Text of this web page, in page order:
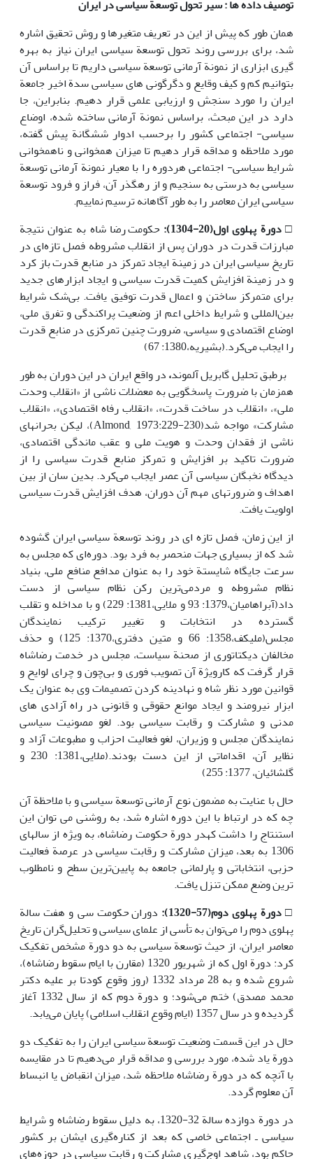
توصیف داده ها : سیر تحول توسعة سیاسی در ایران
همان طور که پیش از این در تعریف متغیرها و روش تحقیق اشاره
شد، برای بررسی روند تحول توسعة سیاسی ایران نیاز به بهره
گیری ابزاری از نمونة آرمانی توسعة سیاسی داریم تا براساس آن
بتوانیم کم و کیف وقایع و دگرگونی های سیاسی سدة اخیر جامعة
ایران را مورد سنجش و ارزیابی علمی قرار دهیم. بنابراین، جا
دارد در این مبحث، براساس نمونة آرمانی ساخته شده، اوضاع
سیاسی- اجتماعی کشور را برحسب ادوار ششگانة پیش گفته،
مورد ملاحظه و مداقه قرار دهیم تا میزان همخوانی و ناهمخوانی
شرایط سیاسی- اجتماعی هردوره را با معیار نمونة آرمانی توسعة
سیاسی به درستی به سنجیم و از رهگذر آن، فراز و فرود توسعة
سیاسی ایران معاصر را به طور آگاهانه ترسیم نماییم.
□دورة پهلوی اول(20-1304):
حکومت رضا شاه به عنوان نتیجة
مبارزات قدرت در دوران پس از انقلاب مشروطه فصل تازه‌ای در
تاریخ سیاسی ایران در زمینة ایجاد تمرکز در منابع قدرت باز کرد
و در زمینة افزایش کمیت قدرت سیاسی و ایجاد ابزارهای جدید
برای متمرکز ساختن و اعمال قدرت توفیق یافت. بی‌شک شرایط
بین‌المللی و شرایط داخلی اعم از وضعیت پراکندگی و تفرق ملی،
اوضاع اقتصادی و سیاسی، ضرورت چنین تمرکزی در منابع قدرت
را ایجاب می‌کرد.(بشیریه،1380: 67)
برطبق تحلیل گابریل آلموند،در واقع ایران در این دوران به طور
همزمان با ضرورت پاسخگویی به معضلات ناشی از «انقلاب وحدت
ملی»، «انقلاب در ساخت قدرت»، «انقلاب رفاه اقتصادی»، «انقلاب
مشارکت» مواجه شد(Almond, 1973:229-230)، لیکن بحرانهای
ناشی از فقدان وحدت و هویت ملی و عقب ماندگی اقتصادی،
ضرورت تاکید بر افزایش و تمرکز منابع قدرت سیاسی را از
دیدگاه نخبگان سیاسی آن عصر ایجاب می‌کرد. بدین سان از بین
اهداف و ضرورتهای مهم آن دوران، هدف افزایش قدرت سیاسی
اولویت یافت.
از این زمان، فصل تازه ای در روند توسعة سیاسی ایران گشوده
شد که از بسیاری جهات منحصر به فرد بود. دوره‌ای که مجلس به
سرعت جایگاه شایستة خود را به عنوان مدافع منافع ملی، بنیاد
نظام مشروطه و مردمی‌ترین رکن نظام سیاسی از دست
داد(آبراهامیان،1379: 93 و ملایی،1381: 229) و با مداخله و تقلب
گسترده در انتخابات و تغییر ترکیب نمایندگان
مجلس(ملیکف،1358: 66 و متین دفتری،1370: 125) و حذف
مخالفان دیکتاتوری از صحنة سیاست، مجلس در خدمت رضاشاه
قرار گرفت که کارویژة آن تصویب فوری و بی‌چون و چرای لوایح و
قوانین مورد نظر شاه و نهادینه کردن تصمیمات وی به عنوان یک
ابزار نیرومند و ایجاد موانع حقوقی و قانونی در راه آزادی های
مدنی و مشارکت و رقابت سیاسی بود. لغو مصونیت سیاسی
نمایندگان مجلس و وزیران، لغو فعالیت احزاب و مطبوعات آزاد و
نظایر آن، اقداماتی از این دست بودند.(ملایی،1381: 230 و
گلشائیان، 1377: 255)
حال با عنایت به مضمون نوع آرمانی توسعة سیاسی و با ملاحظة آن
چه که در ارتباط با این دوره اشاره شد، به روشنی می توان این
استنتاج را داشت کهدر دورة حکومت رضاشاه، به ویژه از سالهای
1306 به بعد، میزان مشارکت و رقابت سیاسی در عرصة فعالیت
حزبی، انتخاباتی و پارلمانی جامعه به پایین‌ترین سطح و نامطلوب
ترین وضع ممکن تنزل یافت.
□دورة پهلوی دوم(57-1320):
دوران حکومت سی و هفت سالة
‌پهلوی دوم را می‌توان به تأسی از علمای سیاسی و تحلیل‌گران تاریخ
معاصر ایران، از حیث توسعة سیاسی به دو دورة مشخص تفکیک
کرد: دورة اول که از شهریور 1320 (مقارن با ایام سقوط رضاشاه)،
شروع شده و به 28 مرداد 1332 (روز وقوع کودتا بر علیه دکتر
محمد مصدق) ختم می‌شود؛ و دورة دوم که از سال 1332 آغاز
گردیده و در سال 1357 (ایام وقوع انقلاب اسلامی) پایان می‌یابد.
حال در این قسمت وضعیت توسعة سیاسی ایران را به تفکیک دو
دورة یاد شده، مورد بررسی و مداقه قرار می‌دهیم تا در مقایسه
با آنچه که در دورة رضاشاه ملاحظه شد، میزان انقباض یا انبساط
آن معلوم گردد.
در دورة دوازده سالة 32-1320، به دلیل سقوط رضاشاه و شرایط
سیاسی ـ اجتماعی خاصی که بعد از کناره‌گیری ایشان بر کشور
حاکم بود، شاهد اوج‌گیری مشارکت و رقابت سیاسی در حوزه‌های